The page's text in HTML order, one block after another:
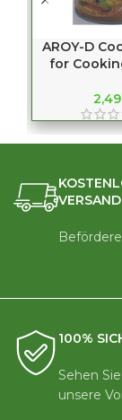
AROY-D
for
2,49
VERSAND
100%
Sehen
unsere